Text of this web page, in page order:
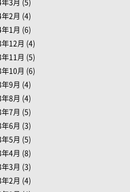
3月 (5)
2月 (4)
1月 (6)
12月 (4)
11月 (5)
10月 (6)
9月 (4)
8月 (4)
7月 (5)
6月 (3)
5月 (5)
4月 (8)
3月 (3)
2月 (4)